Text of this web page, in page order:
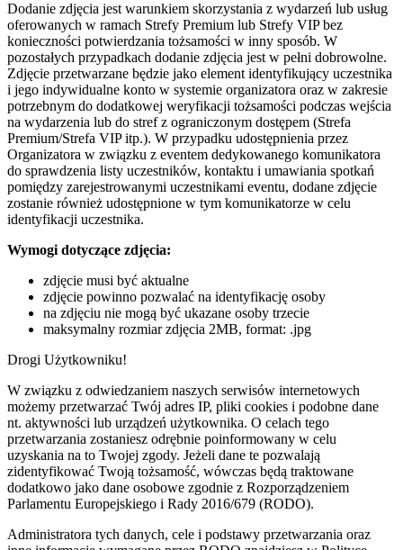
Dodanie zdjęcia jest warunkiem skorzystania z wydarzeń lub usług
oferowanych w ramach Strefy Premium lub Strefy VIP bez
konieczności potwierdzania tożsamości w inny sposób. W
pozostałych przypadkach dodanie zdjęcia jest w pełni dobrowolne.
Zdjęcie przetwarzane będzie jako element identyfikujący uczestnika
i jego indywidualne konto w systemie organizatora oraz w zakresie
potrzebnym do dodatkowej weryfikacji tożsamości podczas wejścia
na wydarzenia lub do stref z ograniczonym dostępem (Strefa
Premium/Strefa VIP itp.). W przypadku udostępnienia przez
Organizatora w związku z eventem dedykowanego komunikatora
do sprawdzenia listy uczestników, kontaktu i umawiania spotkań
pomiędzy zarejestrowanymi uczestnikami eventu, dodane zdjęcie
zostanie również udostępnione w tym komunikatorze w celu
identyfikacji uczestnika.
Wymogi dotyczące zdjęcia:
zdjęcie musi być aktualne
zdjęcie powinno pozwalać na identyfikację osoby
na zdjęciu nie mogą być ukazane osoby trzecie
maksymalny rozmiar zdjęcia 2MB, format: .jpg
Drogi Użytkowniku!
W związku z odwiedzaniem naszych serwisów internetowych
możemy przetwarzać Twój adres IP, pliki cookies i podobne dane
nt. aktywności lub urządzeń użytkownika. O celach tego
przetwarzania zostaniesz odrębnie poinformowany w celu
uzyskania na to Twojej zgody. Jeżeli dane te pozwalają
zidentyfikować Twoją tożsamość, wówczas będą traktowane
dodatkowo jako dane osobowe zgodnie z Rozporządzeniem
Parlamentu Europejskiego i Rady 2016/679 (RODO).
Administratora tych danych, cele i podstawy przetwarzania oraz